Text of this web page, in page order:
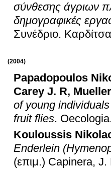
σύνθεσης άγριων
δημογραφικές
Συνέδριο.
(2004)
Papadopoulos
Carey J. R,
of young
fruit flies. Oecologia
Kouloussis
Enderlein
(επιμ.) Capinera, J.